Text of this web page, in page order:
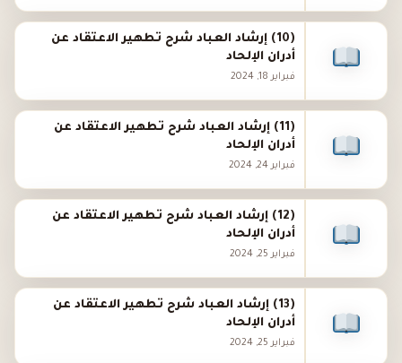
(10) إرشاد العباد شرح تطهير الاعتقاد عن
أدران الإلحاد
فبراير 18, 2024
(11) إرشاد العباد شرح تطهير الاعتقاد عن
أدران الإلحاد
فبراير 24, 2024
(12) إرشاد العباد شرح تطهير الاعتقاد عن
أدران الإلحاد
فبراير 25, 2024
(13) إرشاد العباد شرح تطهير الاعتقاد عن
أدران الإلحاد
فبراير 25, 2024